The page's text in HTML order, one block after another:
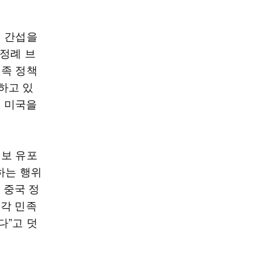
간섭을
례 브
정책
고 있
미국을
유포
는 행위
국 정
민족
”고 덧